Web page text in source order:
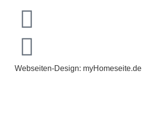
Webseiten-Design: